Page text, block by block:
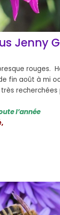
Jenny
rouges.
fin août à mi
recherchées
l’année